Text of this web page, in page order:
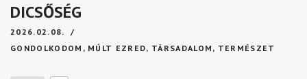
DICSŐSÉG
2026.02.08.
GONDOLKODOM , MÚLT EZRED, TÁRSADALOM , TERMÉSZET